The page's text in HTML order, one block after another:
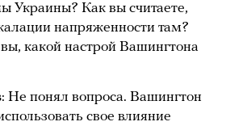
Украины? Как вы считаете,
напряженности там?
какой настрой Вашингтона
: Не понял вопроса. Вашингтон
свое влияние